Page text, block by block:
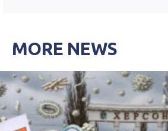
MORE NEWS